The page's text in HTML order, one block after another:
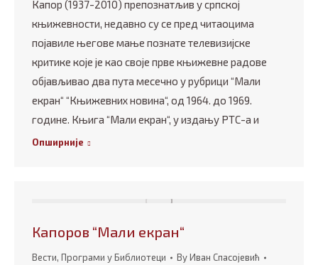
Капор (1937-2010) препознатљив у српској
књижевности, недавно су се пред читаоцима
појавиле његове мање познате телевизијске
критике које је као своје прве књижевне радове
објављивао два пута месечно у рубрици “Мали
екран“ “Књижевних новина“, од 1964. до 1969.
године. Књига “Мали екран“, у издању РТС-а и
Опширније
Капоров “Мали екран“
Вести, Програми у Библиотеци ByИван Спасојевић